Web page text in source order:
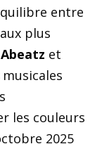
entre
plus
Abeatz et
les couleurs
2025